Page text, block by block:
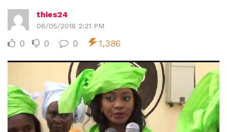
thies24
06/05/2018 2:21 PM
0 0 0 1,386